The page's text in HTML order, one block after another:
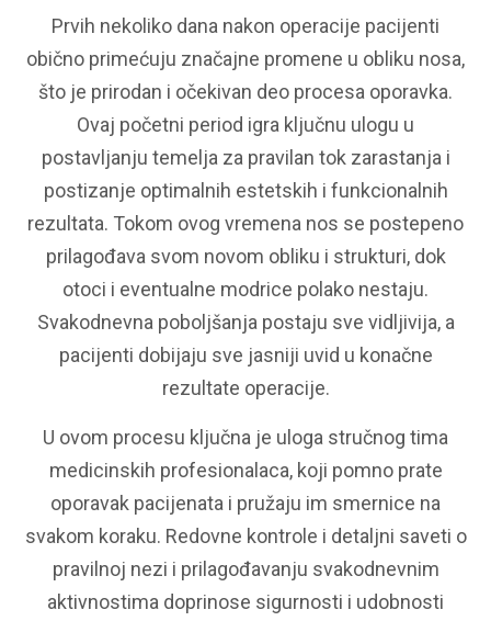
Prvih nekoliko dana nakon operacije pacijenti
obično primećuju značajne promene u obliku nosa,
što je prirodan i očekivan deo procesa oporavka.
Ovaj početni period igra ključnu ulogu u
postavljanju temelja za pravilan tok zarastanja i
postizanje optimalnih estetskih i funkcionalnih
rezultata. Tokom ovog vremena nos se postepeno
prilagođava svom novom obliku i strukturi, dok
otoci i eventualne modrice polako nestaju.
Svakodnevna poboljšanja postaju sve vidljivija, a
pacijenti dobijaju sve jasniji uvid u konačne
rezultate operacije.
U ovom procesu ključna je uloga stručnog tima
medicinskih profesionalaca, koji pomno prate
oporavak pacijenata i pružaju im smernice na
svakom koraku. Redovne kontrole i detaljni saveti o
pravilnoj nezi i prilagođavanju svakodnevnim
aktivnostima doprinose sigurnosti i udobnosti